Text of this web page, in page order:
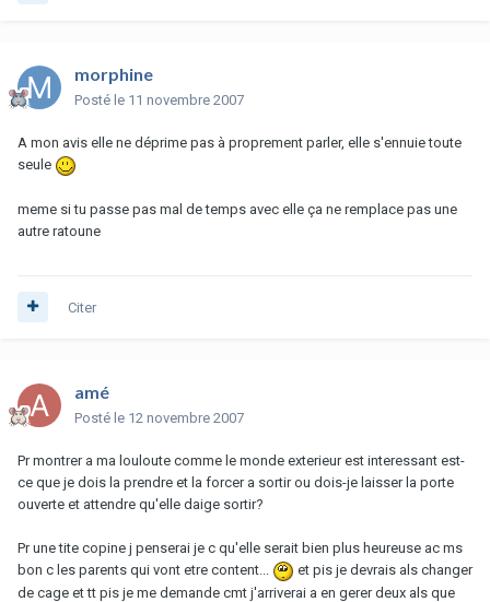
morphine
Posté le 11 novembre 2007
A mon avis elle ne déprime pas à proprement parler, elle s'ennuie toute
seule
meme si tu passe pas mal de temps avec elle ça ne remplace pas une
autre ratoune
Citer
amé
Posté le 12 novembre 2007
Pr montrer a ma louloute comme le monde exterieur est interessant est-
ce que je dois la prendre et la forcer a sortir ou dois-je laisser la porte
ouverte et attendre qu'elle daige sortir?
Pr une tite copine j penserai je c qu'elle serait bien plus heureuse ac ms
bon c les parents qui vont etre content...
et pis je devrais als changer
de cage et tt pis je me demande cmt j'arriverai a en gerer deux als que